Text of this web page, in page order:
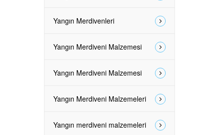
Yangın Merdivenleri
Yangın Merdiveni Malzemesi
Yangın Merdiveni Malzemesi
Yangın Merdiveni Malzemeleri
Yangın merdiveni malzemeleri